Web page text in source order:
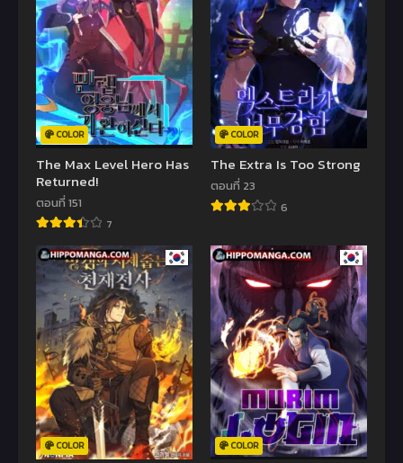
COLOR
The Max Level Hero Has
Returned!
ตอนที่ 151
7
COLOR
The Extra Is Too Strong
ตอนที่ 23
6
COLOR COLOR